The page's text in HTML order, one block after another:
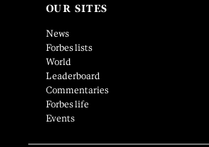
OUR SITES
News
Forbes lists
World
Leaderboard
Commentaries
Forbes life
Events